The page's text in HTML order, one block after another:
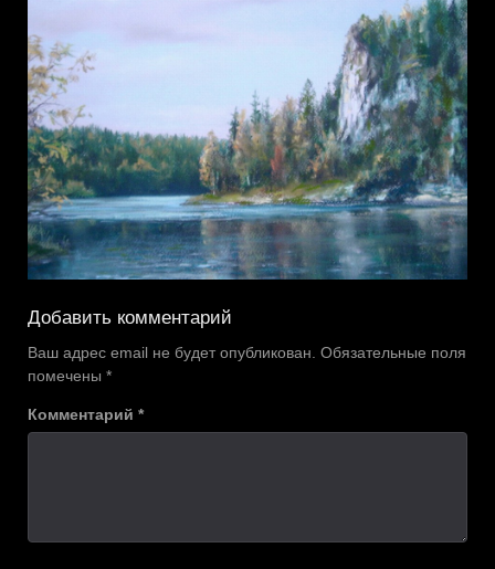
Добавить комментарий
Ваш адрес email не будет опубликован. Обязательные поля
помечены *
Комментарий *